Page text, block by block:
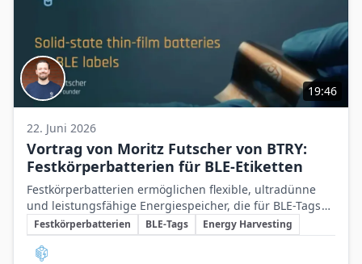
19:46
22. Juni 2026
Vortrag von Moritz Futscher von BTRY:
Festkörperbatterien für BLE-Etiketten
Festkörperbatterien ermöglichen flexible, ultradünne
und leistungsfähige Energiespeicher, die für BLE-Tags
und kompakte IoT-Anwendungen mit hohen
Anforderungen an Leistungsdichte und Sicherheit ideal
sind.
Schlüsselthemen
Festkörperbatterien BLE-Tags Energy Harvesting
Beteiligte Unternehmen